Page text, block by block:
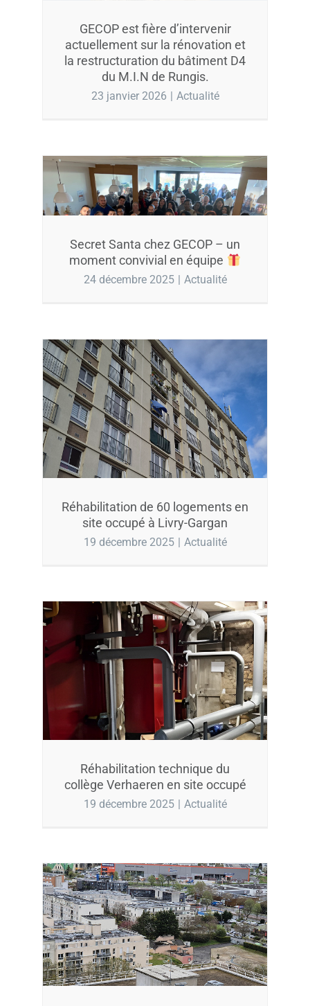
GECOP est fière d’intervenir
actuellement sur la rénovation et
la restructuration du bâtiment D4
du M.I.N de Rungis.
23 janvier 2026 | Actualité
Secret Santa chez GECOP – un
moment convivial en équipe
24 décembre 2025 | Actualité
Réhabilitation de 60 logements en
site occupé à Livry-Gargan
19 décembre 2025 | Actualité
Réhabilitation technique du
collège Verhaeren en site occupé
19 décembre 2025 | Actualité